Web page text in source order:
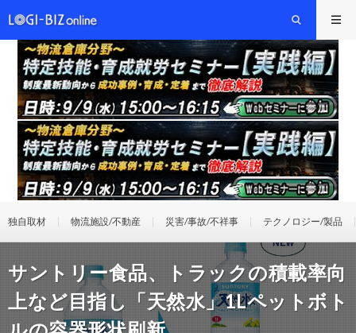
独自取材 物流施設/不動産 災害/事故/不祥事 テクノロジー/製品
サントリー食品、トラックの積載率向
上など目指し「天然水」1Lペットボト